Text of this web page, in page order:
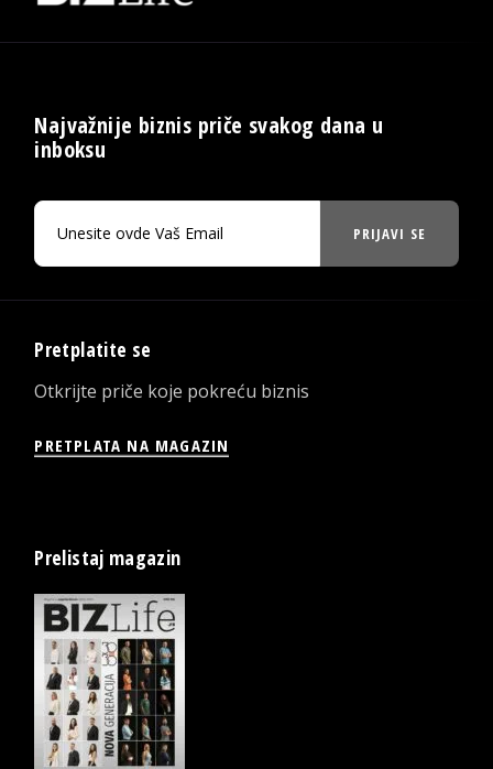
Najvažnije biznis priče svakog dana u
inboksu
PRIJAVI SE
Pretplatite se
Otkrijte priče koje pokreću biznis
PRETPLATA NA MAGAZIN
Prelistaj magazin